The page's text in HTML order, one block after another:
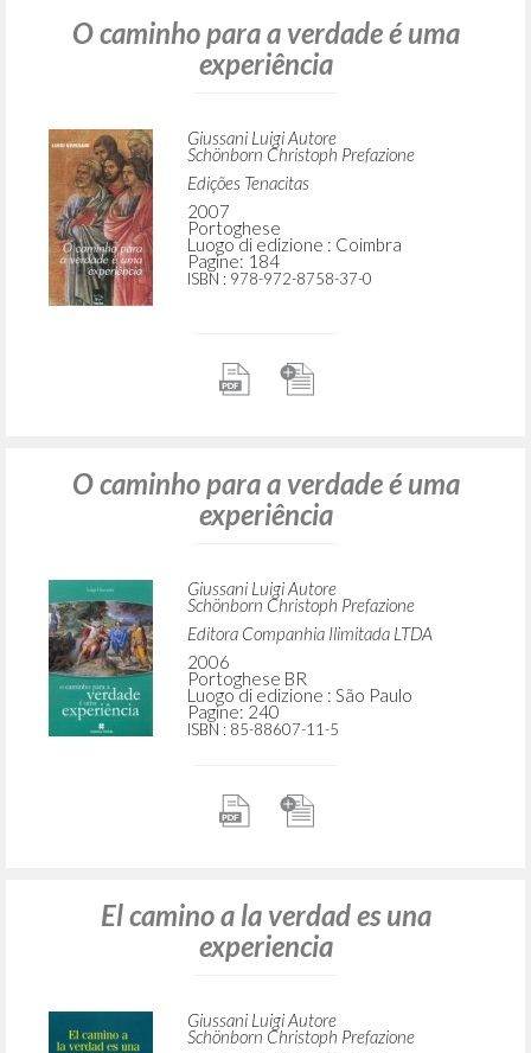
O caminho para a verdade é uma
experiência
Giussani Luigi Autore
Schönborn Christoph Prefazione
Edições Tenacitas
2007
Portoghese
Luogo di edizione : Coimbra
Pagine: 184
ISBN : 978-972-8758-37-0
O caminho para a verdade é uma
experiência
Giussani Luigi Autore
Schönborn Christoph Prefazione
Editora Companhia Ilimitada LTDA
2006
Portoghese BR
Luogo di edizione : São Paulo
Pagine: 240
ISBN : 85-88607-11-5
El camino a la verdad es una
experiencia
Giussani Luigi Autore
Schönborn Christoph Prefazione